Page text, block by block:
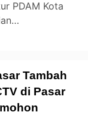
PDAM Kota
Tambah
di Pasar